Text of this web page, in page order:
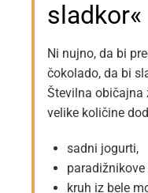
sladkor«
Ni nujno, da bi
čokolado, da bi
Številna običajna
velike količine
sadni jogurti,
paradižnikove
kruh iz bele